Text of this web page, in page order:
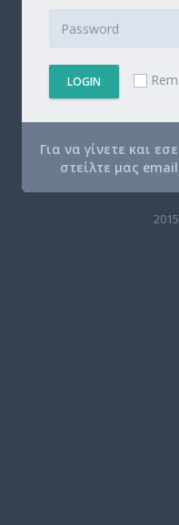
LOGIN
Για να γίνετε και
στείλτε μας